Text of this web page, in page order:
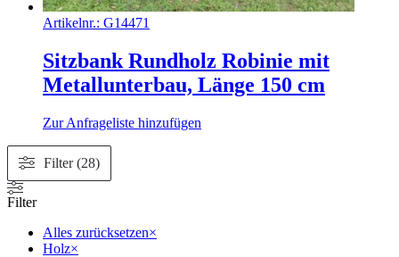
Artikelnr.: G14471
Sitzbank Rundholz Robinie mit
Metallunterbau, Länge 150 cm
Zur Anfrageliste hinzufügen
Filter (28)
Filter
Alles zurücksetzen×
Holz×